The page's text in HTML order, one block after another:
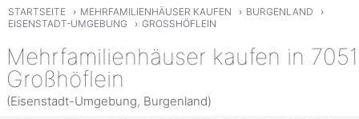
STARTSEITE › MEHRFAMILIENHÄUSER KAUFEN › BURGENLAND
›
EISENSTADT-UMGEBUNG
› GROSSHÖFLEIN
Mehrfamilienhäuser kaufen in 7051
Großhöflein
(Eisenstadt-Umgebung, Burgenland)